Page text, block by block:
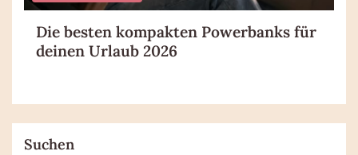
Die besten kompakten Powerbanks für
deinen Urlaub 2026
Suchen